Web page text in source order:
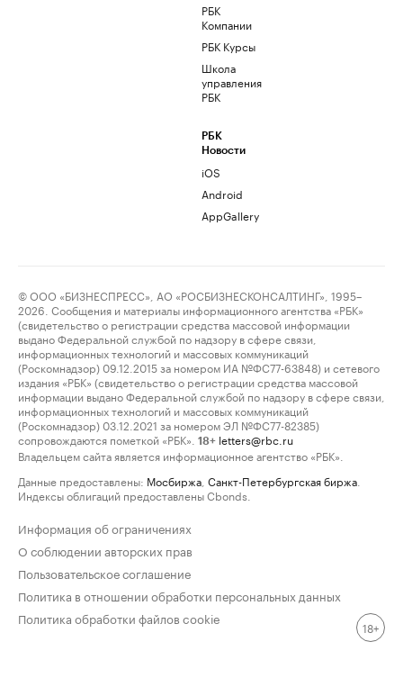
РБК
Компании
РБК Курсы
Школа
управления
РБК
РБК
Новости
iOS
Android
AppGallery
© ООО «БИЗНЕСПРЕСС», АО «РОСБИЗНЕСКОНСАЛТИНГ», 1995–
2026. Сообщения и материалы информационного агентства «РБК»
(свидетельство о регистрации средства массовой информации
выдано Федеральной службой по надзору в сфере связи,
информационных технологий и массовых коммуникаций
(Роскомнадзор) 09.12.2015 за номером ИА №ФС77-63848) и сетевого
издания «РБК» (свидетельство о регистрации средства массовой
информации выдано Федеральной службой по надзору в сфере связи,
информационных технологий и массовых коммуникаций
(Роскомнадзор) 03.12.2021 за номером ЭЛ №ФС77-82385)
сопровождаются пометкой «РБК».
18+ letters@rbc.ru
Владельцем сайта является информационное агентство «РБК».
Данные предоставлены: Мосбиржа Санкт-Петербургская биржа
Индексы облигаций предоставлены Cbonds.
Информация об ограничениях
О соблюдении авторских прав
Пользовательское соглашение
Политика в отношении обработки персональных данных
Политика обработки файлов cookie
18+